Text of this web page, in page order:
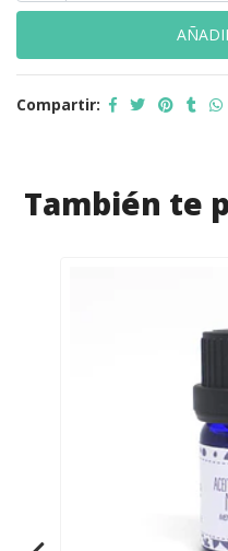
Compartir:
También te